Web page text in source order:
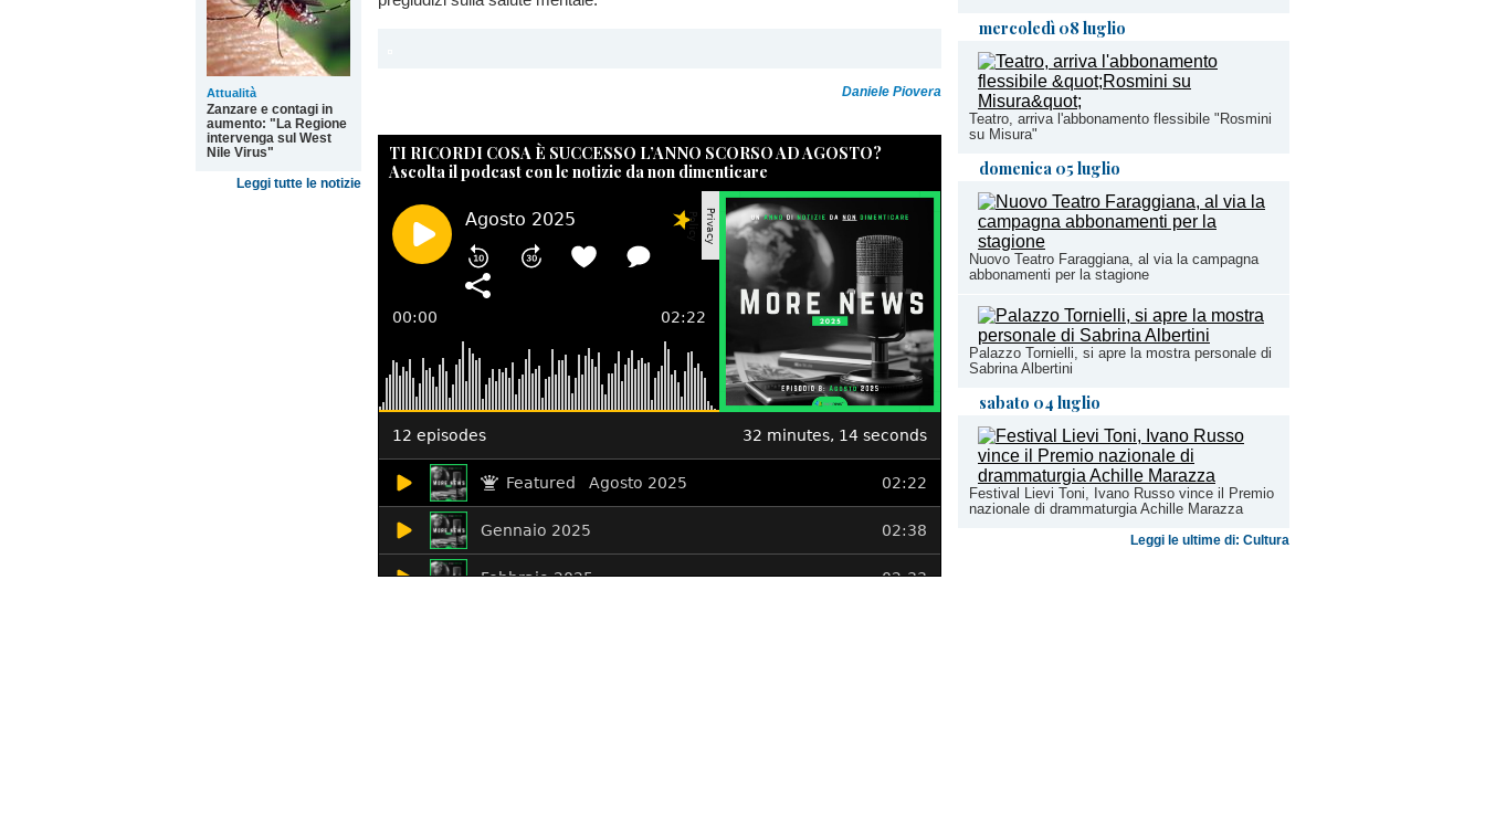
mercoledì 08 luglio
Teatro, arriva l'abbonamento flessibile "Rosmini
su Misura"
domenica 05 luglio
Nuovo Teatro Faraggiana, al via la campagna
abbonamenti per la stagione
Palazzo Tornielli, si apre la mostra personale di
Sabrina Albertini
sabato 04 luglio
Festival Lievi Toni, Ivano Russo vince il Premio
nazionale di drammaturgia Achille Marazza
Leggi le ultime di: Cultura
Attualità
Zanzare e contagi in
aumento: "La Regione
intervenga sul West
Nile Virus"
Leggi tutte le notizie
Daniele Piovera
TI RICORDI COSA È SUCCESSO L’ANNO SCORSO AD AGOSTO?
Ascolta il podcast con le notizie da non dimenticare